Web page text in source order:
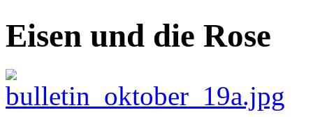
Eisen und die Rose